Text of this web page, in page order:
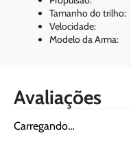
Tamanho do trilho:
Velocidade:
Modelo da Arma:
Avaliações
Carregando…